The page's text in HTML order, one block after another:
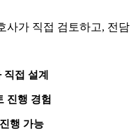
사가 직접 검토하고, 전담
접 설계
진행 경험
행 가능